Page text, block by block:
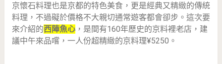
京懷石料理也是京都的特色美食，更是經典又精緻的傳統
料理，不過礙於價格不大親切通常遊客都會卻步。這次要
來介紹的西陣魚心，是間有160年歷史的京料裡老店，建
議中午來品嚐，一人份超精緻的京料理¥5250。